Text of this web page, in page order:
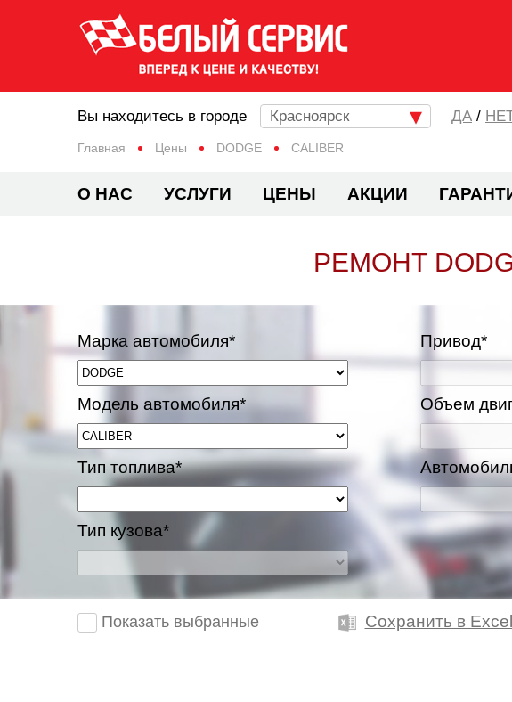
Главная Цены DODGE CALIBER
Вы находитесь в городе Красноярск /
О НАС УСЛУГИ ЦЕНЫ АКЦИИ
РЕМОНТ
Марка автомобиля*
Модель автомобиля*
Тип топлива*
Тип кузова*
Привод*
Объем
Показать выбранные Сохранить в Excel